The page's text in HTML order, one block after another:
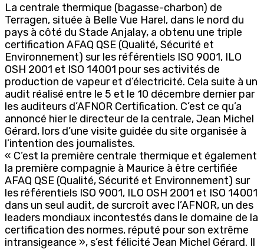
La centrale thermique (bagasse-charbon) de
Terragen, située à Belle Vue Harel, dans le nord du
pays à côté du Stade Anjalay, a obtenu une triple
certification AFAQ QSE (Qualité, Sécurité et
Environnement) sur les référentiels ISO 9001, ILO
OSH 2001 et ISO 14001 pour ses activités de
production de vapeur et d’électricité. Cela suite à un
audit réalisé entre le 5 et le 10 décembre dernier par
les auditeurs d’AFNOR Certification. C’est ce qu’a
annoncé hier le directeur de la centrale, Jean Michel
Gérard, lors d’une visite guidée du site organisée à
l’intention des journalistes.
« C’est la première centrale thermique et également
la première compagnie à Maurice à être certifiée
AFAQ QSE (Qualité, Sécurité et Environnement) sur
les référentiels ISO 9001, ILO OSH 2001 et ISO 14001
dans un seul audit, de surcroît avec l’AFNOR, un des
leaders mondiaux incontestés dans le domaine de la
certification des normes, réputé pour son extrême
intransigeance », s’est félicité Jean Michel Gérard. Il